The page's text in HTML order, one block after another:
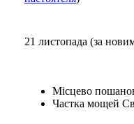
21 листопада (за
Місцево
Частка мощей